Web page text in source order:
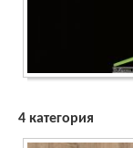
4 категория